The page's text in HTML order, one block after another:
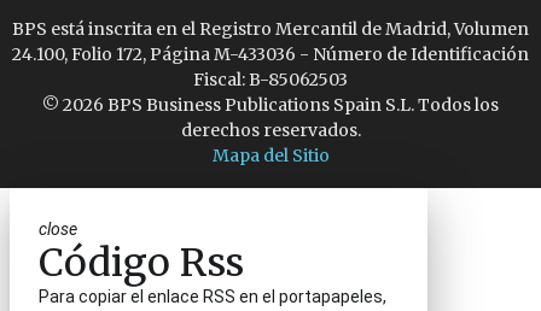
BPS está inscrita en el Registro Mercantil de Madrid, Volumen
24.100, Folio 172, Página M-433036 - Número de Identificación
Fiscal: B-85062503
© 2026 BPS Business Publications Spain S.L. Todos los
derechos reservados.
Mapa del Sitio
close
Código Rss
Para copiar el enlace RSS en el portapapeles,